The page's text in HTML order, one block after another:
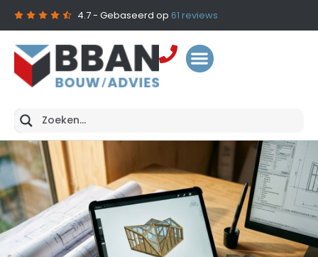
4.7- Gebaseerd op 61 reviews